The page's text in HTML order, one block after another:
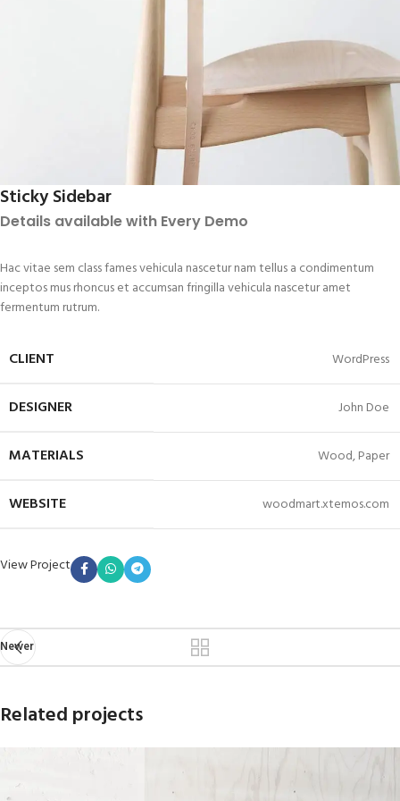
Sticky Sidebar
Details available with Every Demo
Hac vitae sem class fames vehicula nascetur nam tellus a condimentum
inceptos mus rhoncus et accumsan fringilla vehicula nascetur amet
fermentum rutrum.
CLIENT WordPress
DESIGNER John Doe
MATERIALS Wood, Paper
WEBSITE woodmart.xtemos.com
View Project
Newer
Related projects